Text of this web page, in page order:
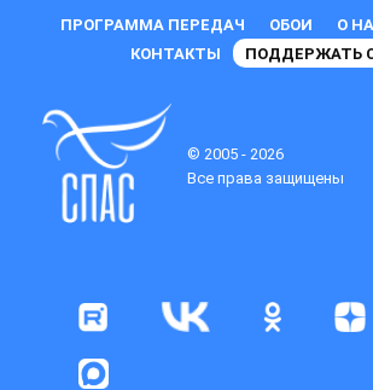
ПРОГРАММА ПЕРЕДАЧ ОБОИ О
КОНТАКТЫ
ПОДДЕРЖАТЬ
© 2005 - 2026
Все права защищены